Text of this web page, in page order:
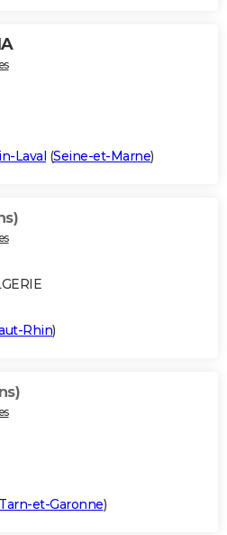
Laval (Seine-et-Marne)
Rhin)
et-Garonne)